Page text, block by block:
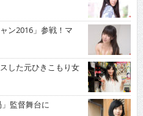
ン2016」参戦！マ
した元ひきこもり女
監督舞台に